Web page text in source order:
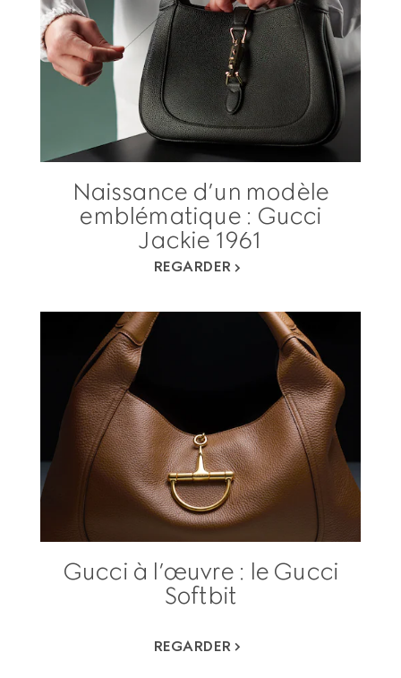
Naissance d’un modèle
emblématique : Gucci
Jackie 1961
REGARDER
Gucci à l’œuvre : le Gucci
Softbit
REGARDER